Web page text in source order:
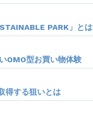
PARK」とは
OMO型お買い物体験
得する狙いとは